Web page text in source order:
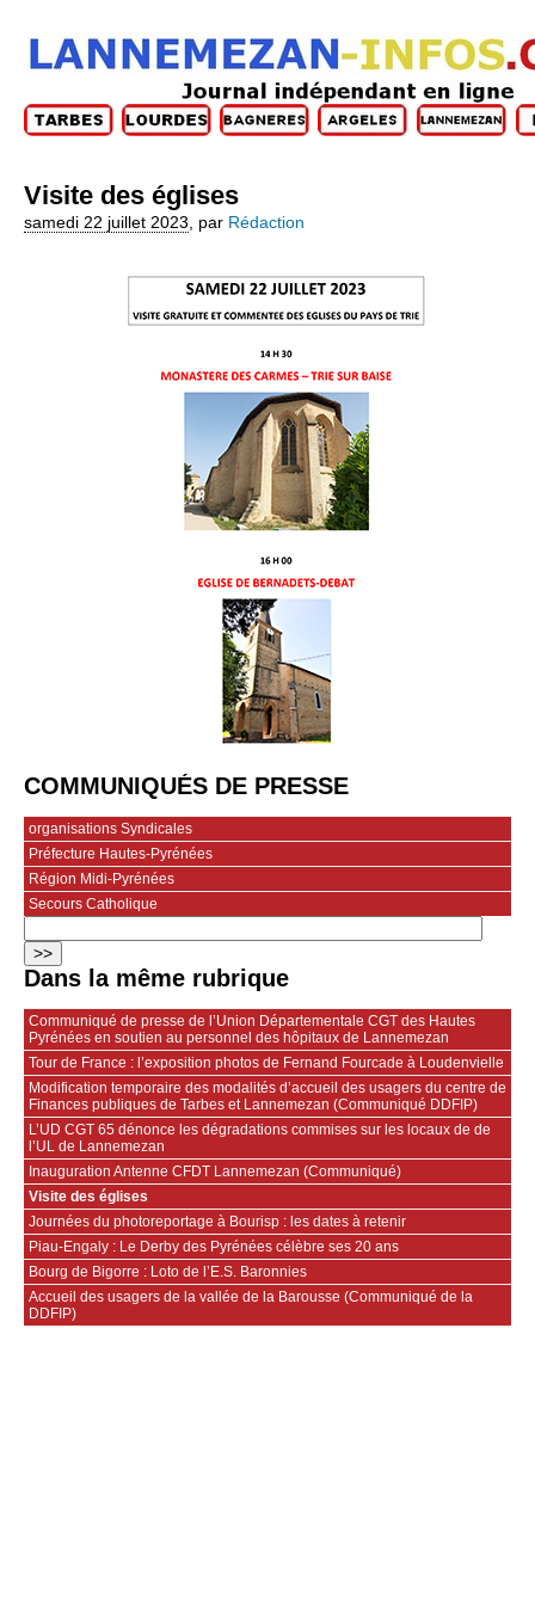
Visite des églises
samedi 22 juillet 2023 par Rédaction
COMMUNIQUÉS DE PRESSE
organisations Syndicales
Préfecture Hautes-Pyrénées
Région Midi-Pyrénées
Secours Catholique
Dans la même rubrique
Communiqué de presse de l’Union Départementale CGT des Hautes
Pyrénées en soutien au personnel des hôpitaux de Lannemezan
Tour de France : l’exposition photos de Fernand Fourcade à Loudenvielle
Modification temporaire des modalités d’accueil des usagers du centre de
Finances publiques de Tarbes et Lannemezan (Communiqué DDFIP)
L’UD CGT 65 dénonce les dégradations commises sur les locaux de de
l’UL de Lannemezan
Inauguration Antenne CFDT Lannemezan (Communiqué)
Visite des églises
Journées du photoreportage à Bourisp : les dates à retenir
Piau-Engaly : Le Derby des Pyrénées célèbre ses 20 ans
Bourg de Bigorre : Loto de l’E.S. Baronnies
Accueil des usagers de la vallée de la Barousse (Communiqué de la
DDFIP)